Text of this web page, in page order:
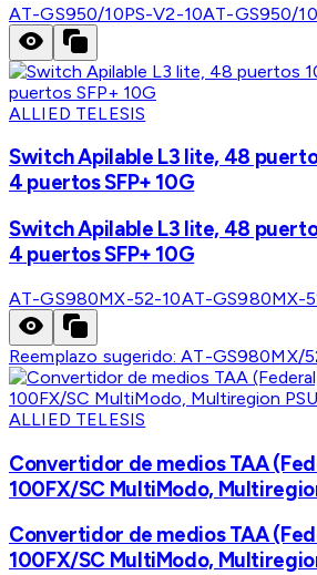
AT-GS950/10PS-V2-10AT-GS950/
ALLIED TELESIS
Switch Apilable L3 lite, 48
4 puertos SFP+ 10G
Switch Apilable L3 lite, 48
4 puertos SFP+ 10G
AT-GS980MX-52-10AT-GS980MX-
Reemplazo sugerido:AT-GS980MX/
ALLIED TELESIS
Convertidor de medios TAA
100FX/SC MultiModo,
Convertidor de medios TAA
100FX/SC MultiModo,